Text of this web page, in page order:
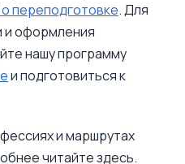
переподготовке. Для
и оформления
нашу программу
и подготовиться к
и маршрутах
читайте здесь.